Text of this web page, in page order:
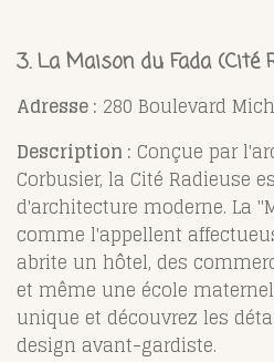
3. La Maison du Fada (Cité
Adresse : 280 Boulevard
Description : Conçue par
Corbusier, la Cité Radieuse
d'architecture moderne. La
comme l'appellent
abrite un hôtel, des
et même une école
unique et découvrez les
design avant-gardiste.